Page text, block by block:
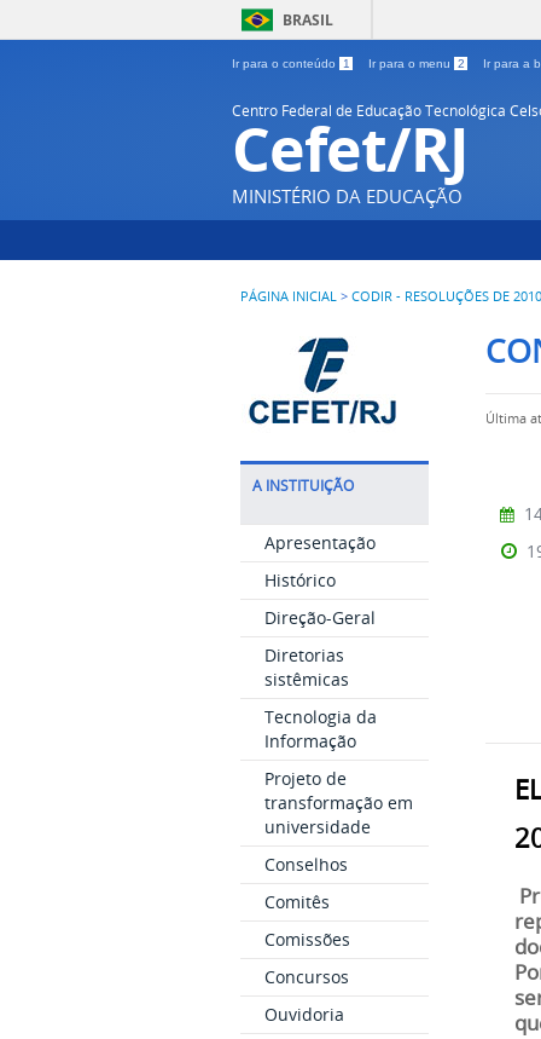
BRASIL
Ir para o conteúdo 1 Ir para o menu 2 Ir para a
Centro Federal de Educação Tecnológica
Cefet/RJ
MINISTÉRIO DA EDUCAÇÃO
PÁGINA INICIAL > CODIR - RESOLUÇÕES DE 2010
A INSTITUIÇÃO
Apresentação
Histórico
Direção-Geral
Diretorias
sistêmicas
Tecnologia da
Informação
Projeto de
transformação em
universidade
Conselhos
Comitês
Comissões
Concursos
Ouvidoria
Última